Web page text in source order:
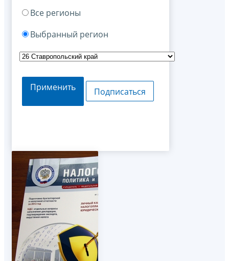
Все регионы
Выбранный регион
Применить Подписаться